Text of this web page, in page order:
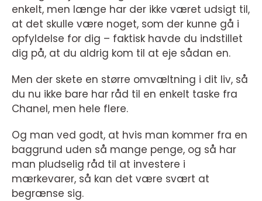
enkelt, men længe har der ikke været udsigt til,
at det skulle være noget, som der kunne gå i
opfyldelse for dig – faktisk havde du indstillet
dig på, at du aldrig kom til at eje sådan en.
Men der skete en større omvæltning i dit liv, så
du nu ikke bare har råd til en enkelt taske fra
Chanel, men hele flere.
Og man ved godt, at hvis man kommer fra en
baggrund uden så mange penge, og så har
man pludselig råd til at investere i
mærkevarer, så kan det være svært at
begrænse sig.